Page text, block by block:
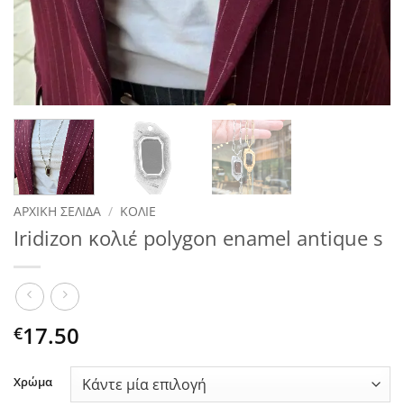
ΑΡΧΙΚΉ ΣΕΛΊΔΑ / ΚΟΛΙΈ
Iridizon κολιέ polygon enamel antique s
€17.50
Χρώμα